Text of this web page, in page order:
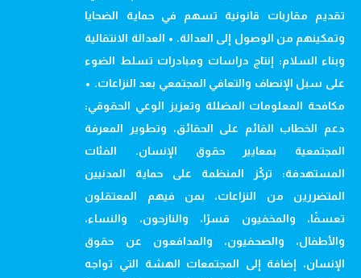
تقديم مقاربات قانونية تسهم في حماية الضحايا
وتمكينهم من الوصول إلى العدالة. • العدالة الانتقالية
وبناء السلام: إنتاج دراسات ومبادرات تسلط الضوء
على سبل الإنصاف والتعافي المجتمعي بعد النزاعات. •
مكافحة المعلومات المضللة وتعزيز الوعي الحقوقي:
دعم الخطاب القائم على الحقائق، وتطوير المعرفة
المجتمعية بمعايير حقوق الإنسان. الفئات
المستهدفة: تركّز المنظمة على حماية المدنيين
المتضررين من النزاعات، بمن فيهم المعتقلون
تعسفًا، والمخفيون قسرًا، والنازحون، والنساء،
والأطفال، والصحفيون، والمدافعون عن حقوق
الإنسان، إضافة إلى المجتمعات الهشة التي تواجه